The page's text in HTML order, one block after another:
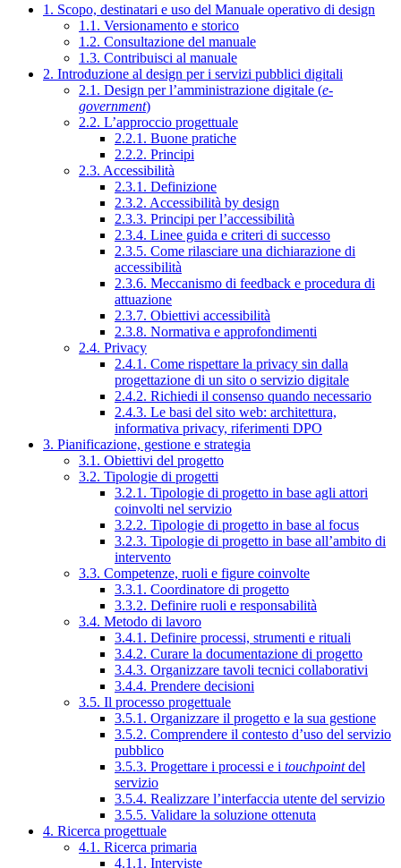
1. Scopo, destinatari e uso del Manuale operativo di design
1.1. Versionamento e storico
1.2. Consultazione del manuale
1.3. Contribuisci al manuale
2. Introduzione al design per i servizi pubblici digitali
2.1. Design per l’amministrazione digitale (e-
government)
2.2. L’approccio progettuale
2.2.1. Buone pratiche
2.2.2. Principi
2.3. Accessibilità
2.3.1. Definizione
2.3.2. Accessibilità by design
2.3.3. Principi per l’accessibilità
2.3.4. Linee guida e criteri di successo
2.3.5. Come rilasciare una dichiarazione di
accessibilità
2.3.6. Meccanismo di feedback e procedura di
attuazione
2.3.7. Obiettivi accessibilità
2.3.8. Normativa e approfondimenti
2.4. Privacy
2.4.1. Come rispettare la privacy sin dalla
progettazione di un sito o servizio digitale
2.4.2. Richiedi il consenso quando necessario
2.4.3. Le basi del sito web: architettura,
informativa privacy, riferimenti DPO
3. Pianificazione, gestione e strategia
3.1. Obiettivi del progetto
3.2. Tipologie di progetti
3.2.1. Tipologie di progetto in base agli attori
coinvolti nel servizio
3.2.2. Tipologie di progetto in base al focus
3.2.3. Tipologie di progetto in base all’ambito di
intervento
3.3. Competenze, ruoli e figure coinvolte
3.3.1. Coordinatore di progetto
3.3.2. Definire ruoli e responsabilità
3.4. Metodo di lavoro
3.4.1. Definire processi, strumenti e rituali
3.4.2. Curare la documentazione di progetto
3.4.3. Organizzare tavoli tecnici collaborativi
3.4.4. Prendere decisioni
3.5. Il processo progettuale
3.5.1. Organizzare il progetto e la sua gestione
3.5.2. Comprendere il contesto d’uso del servizio
pubblico
3.5.3. Progettare i processi e i touchpointdel
servizio
3.5.4. Realizzare l’interfaccia utente del servizio
3.5.5. Validare la soluzione ottenuta
4. Ricerca progettuale
4.1. Ricerca primaria
4.1.1. Interviste